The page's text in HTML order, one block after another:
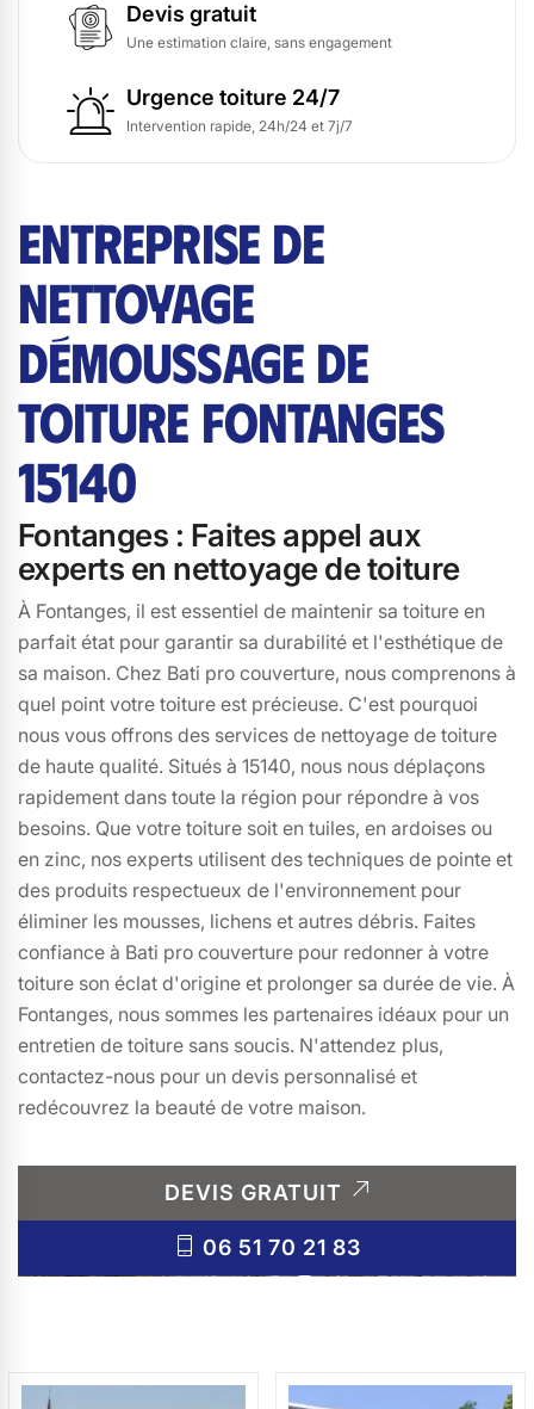
Devis gratuit
Une estimation claire, sans engagement
Urgence toiture 24/7
Intervention rapide, 24h/24 et 7j/7
ENTREPRISE DE
NETTOYAGE
DÉMOUSSAGE DE
TOITURE FONTANGES
15140
Fontanges : Faites appel aux
experts en nettoyage de toiture
À Fontanges, il est essentiel de maintenir sa toiture en
parfait état pour garantir sa durabilité et l'esthétique de
sa maison. Chez Bati pro couverture, nous comprenons à
quel point votre toiture est précieuse. C'est pourquoi
nous vous offrons des services de nettoyage de toiture
de haute qualité. Situés à 15140, nous nous déplaçons
rapidement dans toute la région pour répondre à vos
besoins. Que votre toiture soit en tuiles, en ardoises ou
en zinc, nos experts utilisent des techniques de pointe et
des produits respectueux de l'environnement pour
éliminer les mousses, lichens et autres débris. Faites
confiance à Bati pro couverture pour redonner à votre
toiture son éclat d'origine et prolonger sa durée de vie. À
Fontanges, nous sommes les partenaires idéaux pour un
entretien de toiture sans soucis. N'attendez plus,
contactez-nous pour un devis personnalisé et
redécouvrez la beauté de votre maison.
DEVIS GRATUIT
06 51 70 21 83